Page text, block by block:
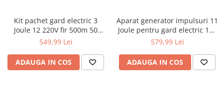
Sursa lumina
UPS Sursa curent
Prese
Scule pentru gresat
Suport motor
Suporti
Surubelnite
Truse scule
Kit pachet gard electric 3
Joule 12 220V fir 500m 50
izolatori + accesorii (BK87634-
549,99 Lei
ADAUGA IN COS
Aparat generator impulsuri 11
Joule pentru gard electric 12V
220V (DISPK76)
579,99 Lei
ADAUGA IN COS